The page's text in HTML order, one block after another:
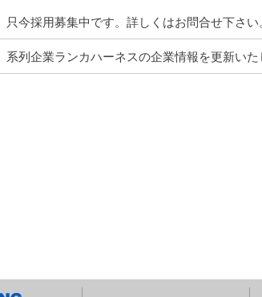
只今採用募集中です。詳しくはお問合せ下さい
系列企業ランカハーネスの企業情報を更新いた